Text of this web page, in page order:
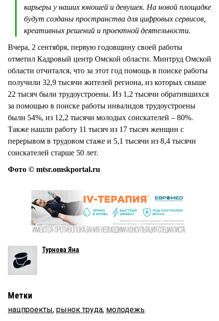
карьеры у наших юношей и девушек. На новой площадке
будут созданы пространства для цифровых сервисов,
креативных решений и проектной деятельности.
Вчера, 2 сентября, первую годовщину своей работы
отметил Кадровый центр Омской области. Минтруд Омской
области отчитался, что за этот год помощь в поиске работы
получили 32,9 тысячи жителей региона, из которых свыше
22 тысяч были трудоустроены. Из 1,2 тысячи обратившихся
за помощью в поиске работы инвалидов трудоустроены
были 54%, из 12,2 тысячи молодых соискателей – 80%.
Также нашли работу 11 тысяч из 17 тысяч женщин с
перерывом в трудовом стаже и 5,1 тысячи из 8,4 тысячи
соискателей старше 50 лет.
Фото © mtsr.omskportal.ru
Турнова Яна
Метки
нацпроекты, рынок труда, молодежь